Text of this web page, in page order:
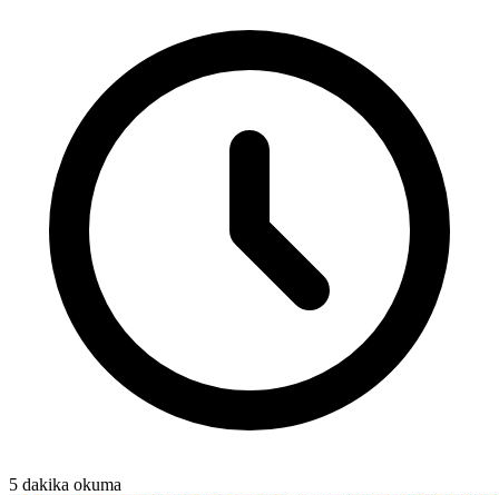
5 dakika okuma